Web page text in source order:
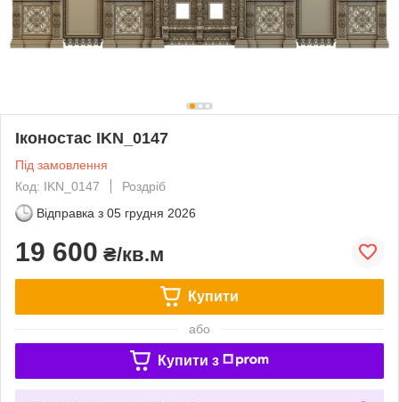
Іконостас IKN_0147
Під замовлення
Код: IKN_0147
Роздріб
Відправка з 05 грудня 2026
19 600 ₴/кв.м
Купити
або
Купити з